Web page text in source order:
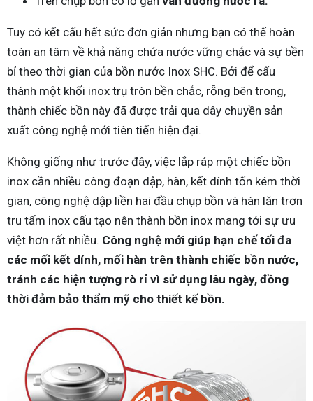
Tuy có kết cấu hết sức đơn giản nhưng bạn có thể hoàn
toàn an tâm về khả năng chứa nước vững chắc và sự bền
bỉ theo thời gian của bồn nước Inox SHC. Bởi để cấu
thành một khối inox trụ tròn bền chắc, rỗng bên trong,
thành chiếc bồn này đã được trải qua dây chuyền sản
xuất công nghệ mới tiên tiến hiện đại.
Không giống như trước đây, việc lắp ráp một chiếc bồn
inox cần nhiều công đoạn dập, hàn, kết dính tốn kém thời
gian, công nghệ dập liền hai đầu chụp bồn và hàn lăn trơn
tru tấm inox cấu tạo nên thành bồn inox mang tới sự ưu
việt hơn rất nhiều. Công nghệ mới giúp hạn chế tối đa
các mối kết dính, mối hàn trên thành chiếc bồn nước,
tránh các hiện tượng rò rỉ vì sử dụng lâu ngày, đồng
thời đảm bảo thẩm mỹ cho thiết kế bồn.